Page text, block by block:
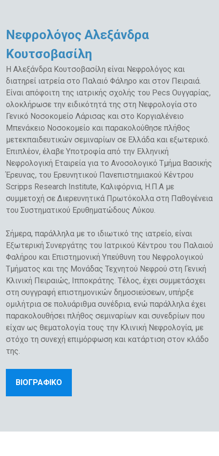
Νεφρολόγος Αλεξάνδρα
Κουτσοβασίλη
Η Αλεξάνδρα Κουτσοβασίλη είναι Νεφρολόγος και
διατηρεί ιατρεία στο Παλαιό Φάληρο και στον Πειραιά.
Είναι απόφοιτη της ιατρικής σχολής του Pecs Ουγγαρίας,
ολοκλήρωσε την ειδικότητά της στη Νεφρολογία στο
Γενικό Νοσοκομείο Λάρισας και στο Κοργιαλένειο
Μπενάκειο Νοσοκομείο και παρακολούθησε πλήθος
μετεκπαιδευτικών σεμιναρίων σε Ελλάδα και εξωτερικό.
Επιπλέον, έλαβε Υποτροφία από την Ελληνική
Νεφρολογική Εταιρεία για το Ανοσολογικό Τμήμα Βασικής
Έρευνας, του Ερευνητικού Πανεπιστημιακού Κέντρου
Scripps Research Institute, Καλιφόρνια, Η.Π.Α με
συμμετοχή σε Διερευνητικά Πρωτόκολλα στη Παθογένεια
του Συστηματικού Ερυθηματώδους Λύκου.
Σήμερα, παράλληλα με το ιδιωτικό της ιατρείο, είναι
Εξωτερική Συνεργάτης του Ιατρικού Κέντρου του Παλαιού
Φαλήρου και Επιστημονική Υπεύθυνη του Νεφρολογικού
Τμήματος και της Μονάδας Τεχνητού Νεφρού στη Γενική
Κλινική Πειραιώς, Ιπποκράτης. Τέλος, έχει συμμετάσχει
στη συγγραφή επιστημονικών δημοσιεύσεων, υπήρξε
ομιλήτρια σε πολυάριθμα συνέδρια, ενώ παράλληλα έχει
παρακολουθήσει πλήθος σεμιναρίων και συνεδρίων που
είχαν ως θεματολογία τους την Κλινική Νεφρολογία, με
στόχο τη συνεχή επιμόρφωση και κατάρτιση στον κλάδο
της.
ΒΙΟΓΡΑΦΙΚΟ